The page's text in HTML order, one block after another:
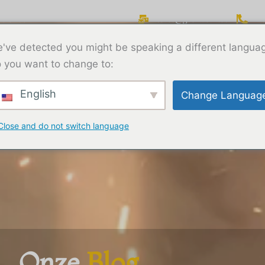
Shaanxi sales@geerwork.com
Over
detected you might be speaking a different
you want to change to:
English Change
and do not switch language